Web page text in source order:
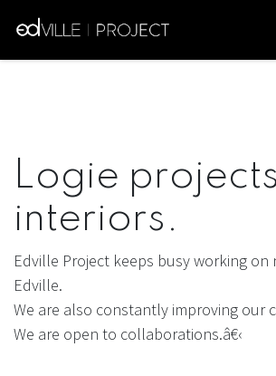
Logie
interiors.
Edville Project keeps busy working on
Edville.
We are also constantly improving our
We are open to collaborations.â€‹